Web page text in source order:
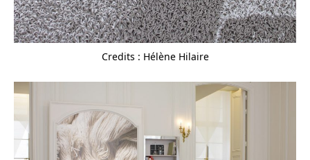
Credits : Hélène Hilaire